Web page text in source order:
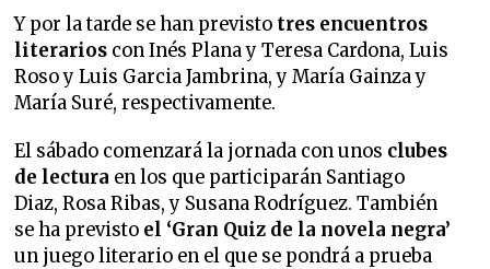
Y por la tarde se han previsto tres encuentros
literarios con Inés Plana y Teresa Cardona, Luis
Roso y Luis Garcia Jambrina, y María Gainza y
María Suré, respectivamente.
El sábado comenzará la jornada con unos clubes
de lectura en los que participarán Santiago
Diaz, Rosa Ribas, y Susana Rodríguez. También
se ha previsto el ‘Gran Quiz de la novela negra’
un juego literario en el que se pondrá a prueba